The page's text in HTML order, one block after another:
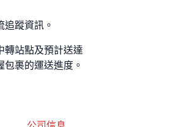
蹤資訊。
轉站點及預計送達
裹的運送進度。